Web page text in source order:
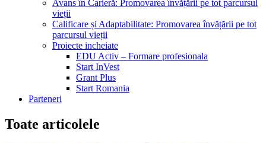
Avans în Carieră: Promovarea învățării pe tot parcursul
vieții
Calificare și Adaptabilitate: Promovarea învățării pe tot
parcursul vieții
Proiecte incheiate
EDU Activ – Formare profesionala
Start InVest
Grant Plus
Start Romania
Parteneri
Toate articolele